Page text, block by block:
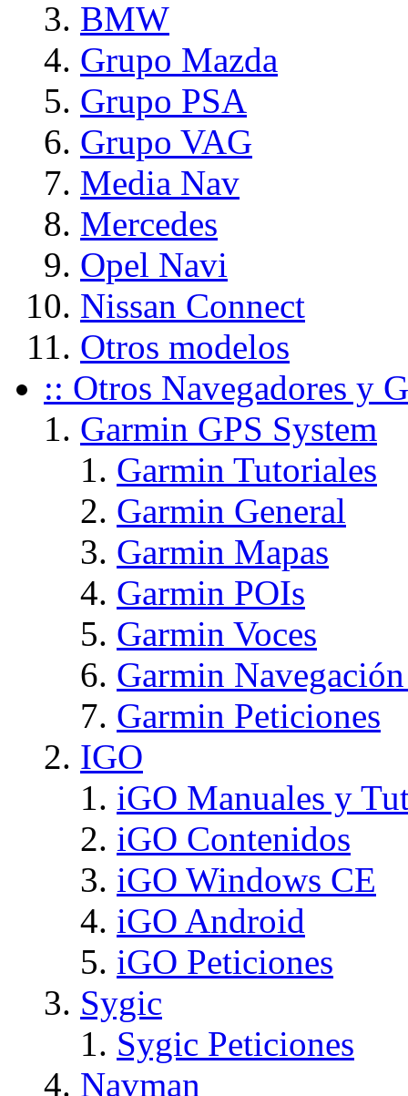
BMW
Grupo Mazda
Grupo PSA
Grupo VAG
Media Nav
Mercedes
Opel Navi
Nissan Connect
Otros modelos
:: Otros Navegadores y
Garmin GPS System
Garmin Tutoriales
Garmin General
Garmin Mapas
Garmin POIs
Garmin Voces
Garmin
Garmin Peticiones
IGO
iGO Manuales y
iGO Contenidos
iGO Windows CE
iGO Android
iGO Peticiones
Sygic
Sygic Peticiones
Navman